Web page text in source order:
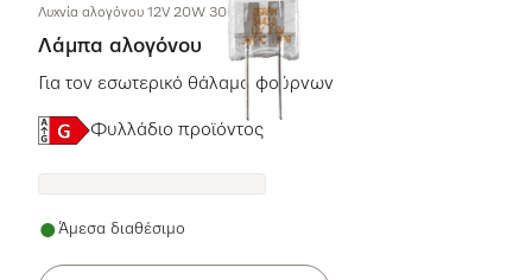
Λυχνία αλογόνου 12V 20W 300GRAD
Λάμπα αλογόνου
Για τον εσωτερικό θάλαμο φούρνων
Ενεργειακή ετικέτα, Online Label Flag
Φυλλάδιο προϊόντος
Άμεσα διαθέσιμο